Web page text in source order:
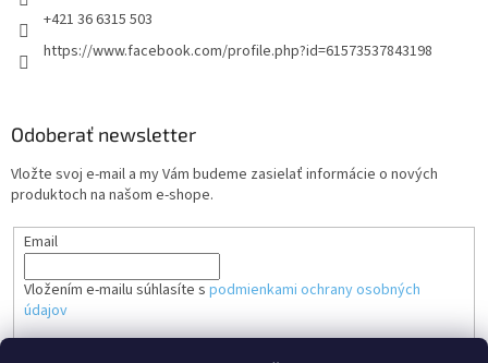
+421 36 6315 503
https://www.facebook.com/profile.php?id=61573537843198
Odoberať newsletter
Vložte svoj e-mail a my Vám budeme zasielať informácie o nových
produktoch na našom e-shope.
Email
Vložením e-mailu súhlasíte s podmienkami ochrany osobných
údajov